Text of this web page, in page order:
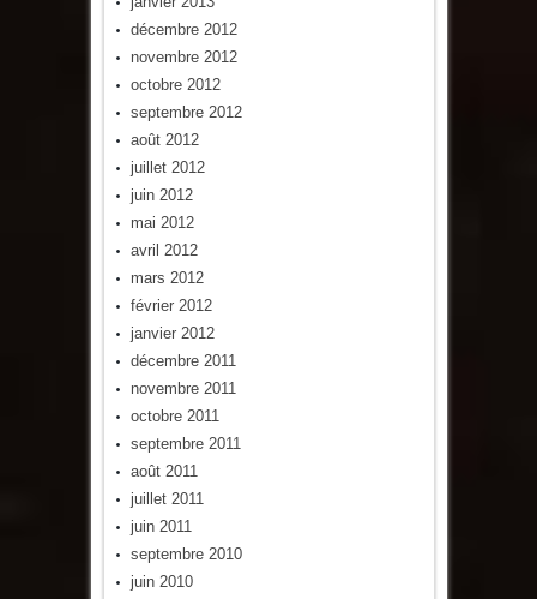
décembre 2012
novembre 2012
octobre 2012
septembre 2012
août 2012
juillet 2012
juin 2012
mai 2012
avril 2012
mars 2012
février 2012
janvier 2012
décembre 2011
novembre 2011
octobre 2011
septembre 2011
août 2011
juillet 2011
juin 2011
septembre 2010
juin 2010